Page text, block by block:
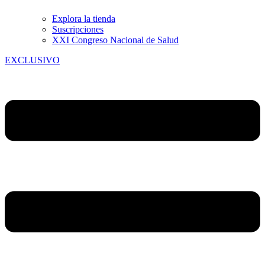
Explora la tienda
Suscripciones
XXI Congreso Nacional de Salud
EXCLUSIVO